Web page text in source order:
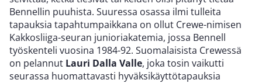
Bennellin puuhista. Suuressa osassa ilmi tulleita
tapauksia tapahtumpaikkana on ollut Crewe-nimisen
Kakkosliiga-seuran junioriakatemia, jossa Bennell
työskenteli vuosina 1984-92. Suomalaisista Crewessä
on pelannut Lauri Dalla Valle, joka tosin vaikutti
seurassa huomattavasti hyväksikäyttötapauksia